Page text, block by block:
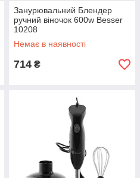
Занурювальний Блендер
ручний віночок 600w Besser
10208
Немає в наявності
714 ₴